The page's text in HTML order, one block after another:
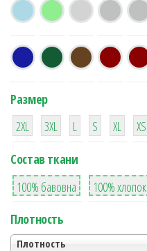
Размер
38
2XL
16
3XL
42
L
42
S
42
XL XS
Состав ткани
8
100% бавовна
36
100% хлопок
Плотность
Плотность